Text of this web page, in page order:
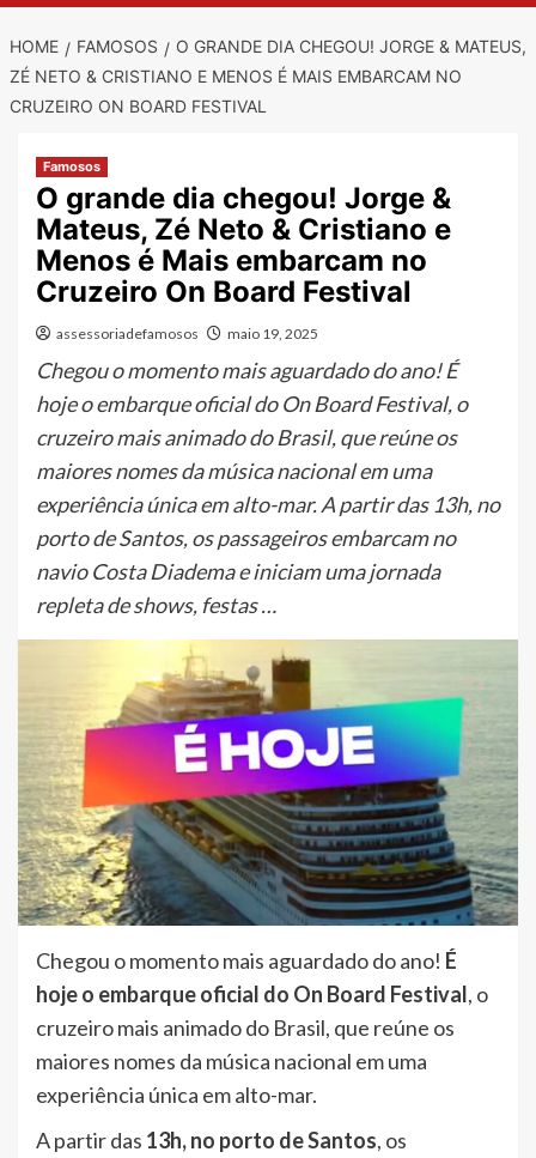
HOME FAMOSOS
O GRANDE DIA CHEGOU! JORGE & MATEUS,
ZÉ NETO & CRISTIANO E MENOS É MAIS EMBARCAM NO
CRUZEIRO ON BOARD FESTIVAL
Famosos
O grande dia chegou! Jorge &
Mateus, Zé Neto & Cristiano e
Menos é Mais embarcam no
Cruzeiro On Board Festival
assessoriadefamosos maio 19, 2025
Chegou o momento mais aguardado do ano! É
hoje o embarque oficial do On Board Festival, o
cruzeiro mais animado do Brasil, que reúne os
maiores nomes da música nacional em uma
experiência única em alto-mar. A partir das 13h, no
porto de Santos, os passageiros embarcam no
navio Costa Diadema e iniciam uma jornada
repleta de shows, festas …
Chegou o momento mais aguardado do ano! É
hoje o embarque oficial do On Board Festival, o
cruzeiro mais animado do Brasil, que reúne os
maiores nomes da música nacional em uma
experiência única em alto-mar.
A partir das 13h, no porto de Santos, os